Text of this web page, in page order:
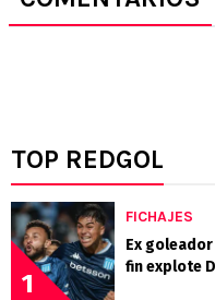
TOP REDGOL
1
FICHAJES
Ex
fin explote